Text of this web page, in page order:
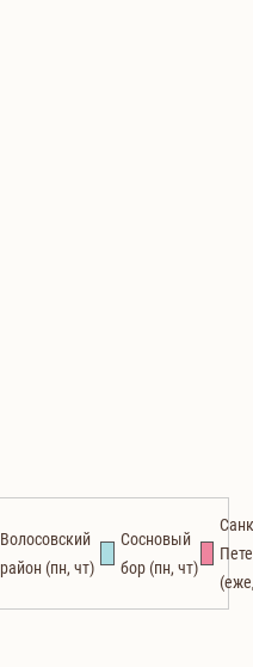
Волосовский
район (пн, чт)
Сосновый
бор (пн, чт)